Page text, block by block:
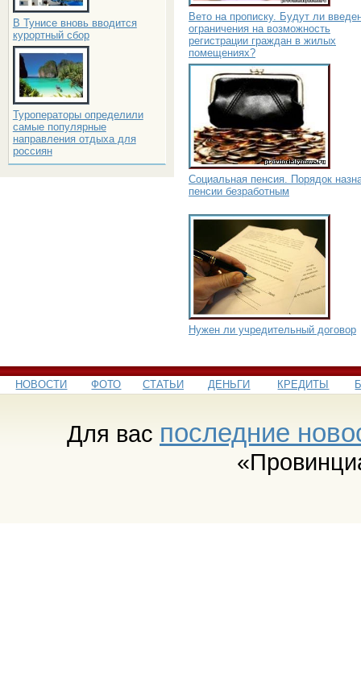
В Тунисе вновь вводится
курортный сбор
Туроператоры определили
самые популярные
направления отдыха для
россиян
Вето на прописку. Будут ли
ограничения на возможность
регистрации граждан в жилых
помещениях?
Социальная пенсия. Порядок
пенсии безработным
Нужен ли учредительный договор
НОВОСТИ ФОТО СТАТЬИ ДЕНЬГИ КРЕДИТЫ
Для вас последние